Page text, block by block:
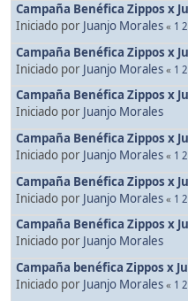
Campaña Benéfica Zippos x
Iniciado por Juanjo Morales « 1 2
Campaña Benéfica Zippos x
Iniciado por Juanjo Morales « 1 2
Campaña Benéfica Zippos x
Iniciado por Juanjo Morales
Campaña Benéfica Zippos x
Iniciado por Juanjo Morales « 1 2
Campaña Benéfica Zippos x
Iniciado por Juanjo Morales « 1 2
Campaña Benéfica Zippos x
Iniciado por Juanjo Morales
Campaña benéfica Zippos x
Iniciado por Juanjo Morales « 1 2